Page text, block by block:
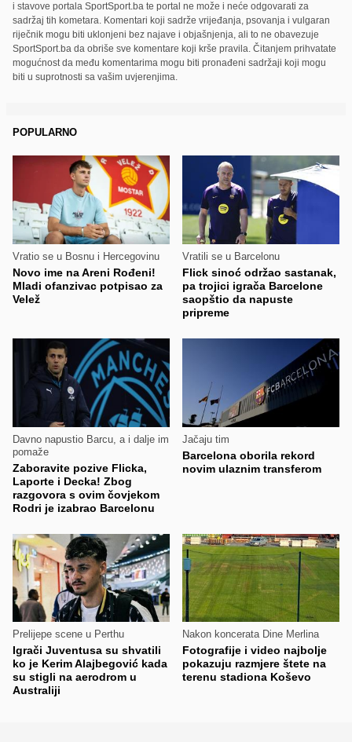
i stavove portala SportSport.ba te portal ne može i neće odgovarati za
sadržaj tih kometara. Komentari koji sadrže vrijeđanja, psovanja i vulgaran
riječnik mogu biti uklonjeni bez najave i objašnjenja, ali to ne obavezuje
SportSport.ba da obriše sve komentare koji krše pravila. Čitanjem prihvatate
mogućnost da među komentarima mogu biti pronađeni sadržaji koji mogu
biti u suprotnosti sa vašim uvjerenjima.
POPULARNO
Vratio se u Bosnu i Hercegovinu
Novo ime na Areni Rođeni!
Mladi ofanzivac potpisao za
Velež
Vratili se u Barcelonu
Flick sinoć održao sastanak,
pa trojici igrača Barcelone
saopštio da napuste
pripreme
Davno napustio Barcu, a i dalje im
pomaže
Zaboravite pozive Flicka,
Laporte i Decka! Zbog
razgovora s ovim čovjekom
Rodri je izabrao Barcelonu
Jačaju tim
Barcelona oborila rekord
novim ulaznim transferom
Prelijepe scene u Perthu
Igrači Juventusa su shvatili
ko je Kerim Alajbegović kada
su stigli na aerodrom u
Australiji
Nakon koncerata Dine Merlina
Fotografije i video najbolje
pokazuju razmjere štete na
terenu stadiona Koševo